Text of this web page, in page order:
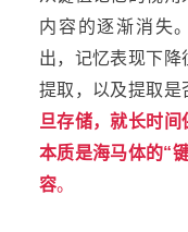
内容的逐渐消失
出，记忆表现下
提取，以及提取是
旦存储，就长时
本质是海马体的“
容。